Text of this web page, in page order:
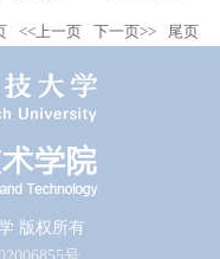
<<上一页 下一页>> 尾页
版权所有